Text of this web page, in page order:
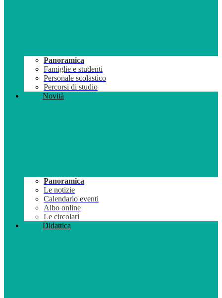
Panoramica
Famiglie e studenti
Personale scolastico
Percorsi di studio
Novità
Panoramica
Le notizie
Calendario eventi
Albo online
Le circolari
Didattica